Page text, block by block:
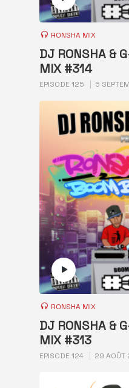
RONSHA MIX
DJ RONSHA &
MIX #314
EPISODE 125 5
RONSHA MIX
DJ RONSHA &
MIX #313
EPISODE 124 29 AOÛT